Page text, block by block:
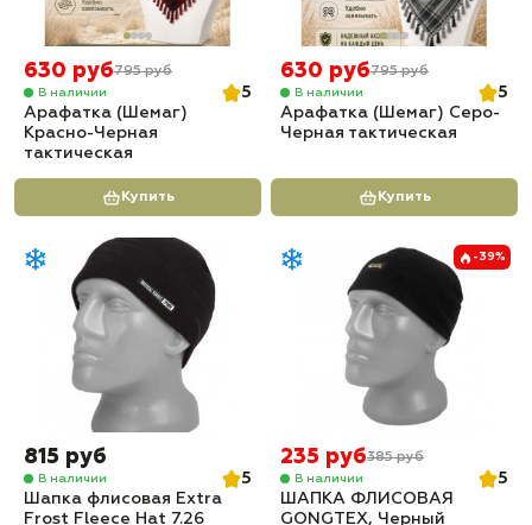
630 руб795 руб
В наличии
5
Арафатка (Шемаг)
Красно-Черная
тактическая
Купить
630 руб795 руб
В наличии
5
Арафатка (Шемаг) Серо-
Черная тактическая
Купить
815 руб
В наличии
5
Шапка флисовая Extra
Frost Fleece Hat 7.26
-39%
235 руб385 руб
В наличии
5
ШАПКА ФЛИСОВАЯ
GONGTEX, Черный